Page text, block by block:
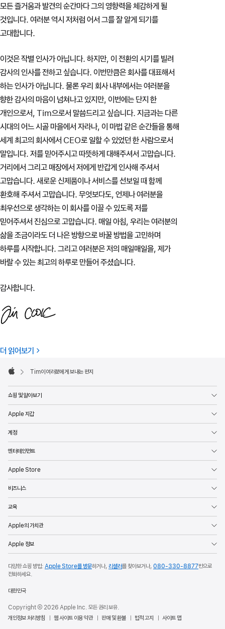
모든 즐거움과 발견의 순간마다 그의 영향력을 체감하게 될
것입니다. 여러분 역시 저처럼 어서 그를 잘 알게 되기를
고대합니다.
이것은 작별 인사가 아닙니다. 하지만, 이 전환의 시기를 빌려
감사의 인사를 전하고 싶습니다. 이번만큼은 회사를 대표해서
하는 인사가 아닙니다. 물론 우리 회사 내부에서는 여러분을
향한 감사의 마음이 넘쳐나고 있지만, 이번에는 단지 한
개인으로서, Tim으로서 말씀드리고 싶습니다. 지금과는 다른
시대의 어느 시골 마을에서 자라나, 이 마법 같은 순간들을 통해
세계 최고의 회사에서 CEO로 일할 수 있었던 한 사람으로서
말입니다. 저를 믿어주시고 따뜻하게 대해주셔서 고맙습니다.
거리에서 그리고 매장에서 저에게 반갑게 인사해 주셔서
고맙습니다. 새로운 신제품이나 서비스를 선보일 때 함께
환호해 주셔서 고맙습니다. 무엇보다도, 언제나 여러분을
최우선으로 생각하는 이 회사를 이끌 수 있도록 저를
믿어주셔서 진심으로 고맙습니다. 매일 아침, 우리는 여러분의
삶을 조금이라도 더 나은 방향으로 바꿀 방법을 고민하며
하루를 시작합니다. 그리고 여러분은 저의 매일매일을, 제가
바랄 수 있는 최고의 하루로 만들어 주셨습니다.
감사합니다.
더 읽어보기
Footer

Tim이 여러분에게 보내는 편지
쇼핑 및 알아보기
Apple 지갑
계정
엔터테인먼트
Apple Store
비즈니스
교육
Apple의 가치관
Apple 정보
다양한 쇼핑 방법: Apple Store를 방문하거나, 리셀러를 찾아보거나, 080-330-8877번으로
전화하세요.
대한민국
Copyright © 2026 Apple Inc. 모든 권리 보유.
개인정보 처리방침
웹 사이트 이용 약관 판매 및 환불 법적 고지 사이트 맵